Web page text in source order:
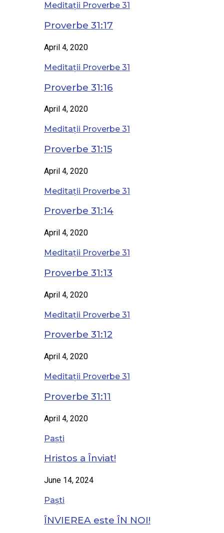
Meditații Proverbe 31
Proverbe 31:17
April 4, 2020
Meditații Proverbe 31
Proverbe 31:16
April 4, 2020
Meditații Proverbe 31
Proverbe 31:15
April 4, 2020
Meditații Proverbe 31
Proverbe 31:14
April 4, 2020
Meditații Proverbe 31
Proverbe 31:13
April 4, 2020
Meditații Proverbe 31
Proverbe 31:12
April 4, 2020
Meditații Proverbe 31
Proverbe 31:11
April 4, 2020
Paști
Hristos a Înviat!
June 14, 2024
Paști
ÎNVIEREA este ÎN NOI!